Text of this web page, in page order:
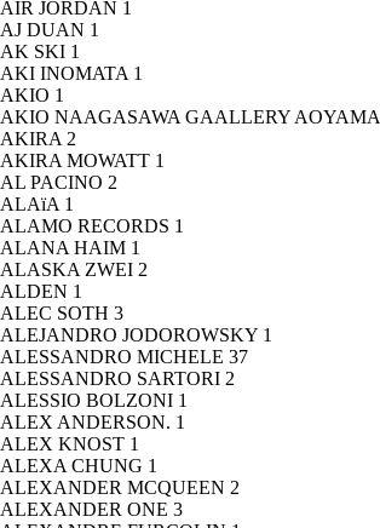
AIR JORDAN 1
AJ DUAN 1
AK SKI 1
AKI INOMATA 1
AKIO 1
AKIO NAAGASAWA GAALLERY AOYAMA
AKIRA 2
AKIRA MOWATT 1
AL PACINO 2
ALAïA 1
ALAMO RECORDS 1
ALANA HAIM 1
ALASKA ZWEI 2
ALDEN 1
ALEC SOTH 3
ALEJANDRO JODOROWSKY 1
ALESSANDRO MICHELE 37
ALESSANDRO SARTORI 2
ALESSIO BOLZONI 1
ALEX ANDERSON. 1
ALEX KNOST 1
ALEXA CHUNG 1
ALEXANDER MCQUEEN 2
ALEXANDER ONE 3